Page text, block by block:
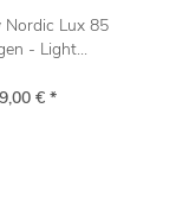
Nordic Lux 85
- Light...
€ *